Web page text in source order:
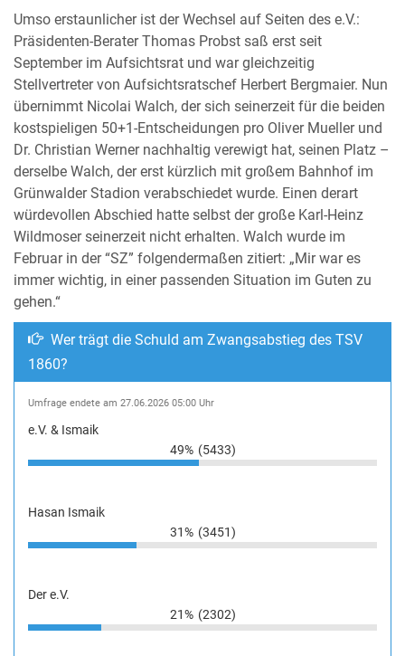
Umso erstaunlicher ist der Wechsel auf Seiten des e.V.:
Präsidenten-Berater Thomas Probst saß erst seit
September im Aufsichtsrat und war gleichzeitig
Stellvertreter von Aufsichtsratschef Herbert Bergmaier. Nun
übernimmt Nicolai Walch, der sich seinerzeit für die beiden
kostspieligen 50+1-Entscheidungen pro Oliver Mueller und
Dr. Christian Werner nachhaltig verewigt hat, seinen Platz –
derselbe Walch, der erst kürzlich mit großem Bahnhof im
Grünwalder Stadion verabschiedet wurde. Einen derart
würdevollen Abschied hatte selbst der große Karl-Heinz
Wildmoser seinerzeit nicht erhalten. Walch wurde im
Februar in der “SZ” folgendermaßen zitiert: „Mir war es
immer wichtig, in einer passenden Situation im Guten zu
gehen.“
Wer trägt die Schuld am Zwangsabstieg des TSV
1860?
Umfrage endete am 27.06.2026 05:00 Uhr
e.V. & Ismaik
49% (5433)
Hasan Ismaik
31% (3451)
Der e.V.
21% (2302)